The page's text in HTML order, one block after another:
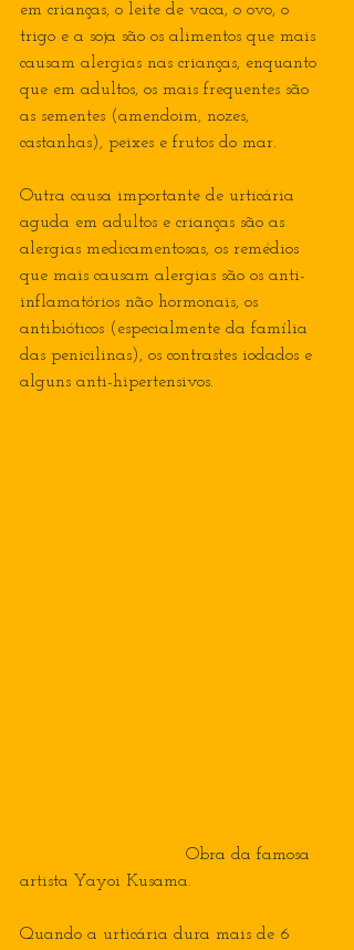
em crianças, o leite de vaca, o ovo, o
trigo e a soja são os alimentos que mais
causam alergias nas crianças, enquanto
que em adultos, os mais frequentes são
as sementes (amendoim, nozes,
castanhas), peixes e frutos do mar.
Outra causa importante de urticária
aguda em adultos e crianças são as
alergias medicamentosas, os remédios
que mais causam alergias são os anti-
inflamatórios não hormonais, os
antibióticos (especialmente da família
das penicilinas), os contrastes iodados e
alguns anti-hipertensivos.
artista Yayoi Kusama.
Quando a urticária dura mais de 6